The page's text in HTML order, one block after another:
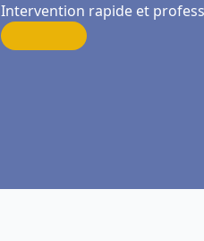
Intervention rapide et